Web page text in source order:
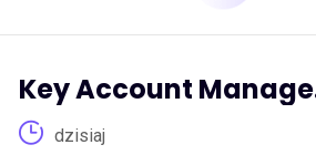
Key
dzisiaj